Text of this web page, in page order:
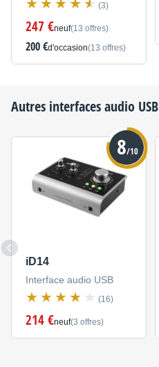
(3)
247 €neuf(13 offres)
200 €d'occasion(13 offres)
Autres interfaces audio USB
8/10
iD14
Interface audio USB
(16)
214 €neuf(3 offres)